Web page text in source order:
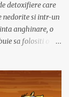
detoxifiere care
nedorite si intr-un
anghinare, o
sa folositi o